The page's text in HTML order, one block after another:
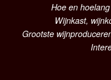
Hoe en
Wijnkast,
Grootste